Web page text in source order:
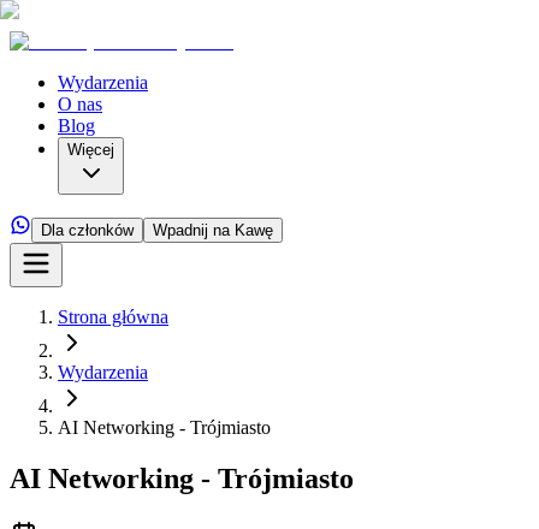
Wydarzenia
O nas
Blog
Więcej
Dla członków Wpadnij na Kawę
Strona główna
Wydarzenia
AI Networking - Trójmiasto
AI Networking - Trójmiasto